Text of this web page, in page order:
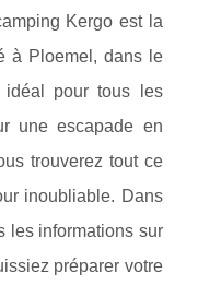
Kergo est la
à Ploemel, dans le
idéal pour tous les
une escapade en
trouverez tout ce
inoubliable. Dans
les informations sur
préparer votre